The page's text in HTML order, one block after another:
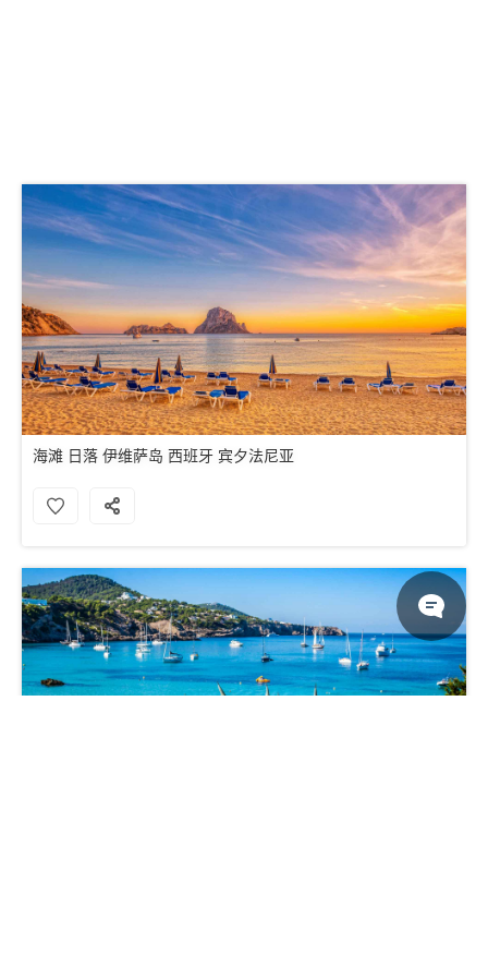
海滩 日落 伊维萨岛 西班牙 宾夕法尼亚